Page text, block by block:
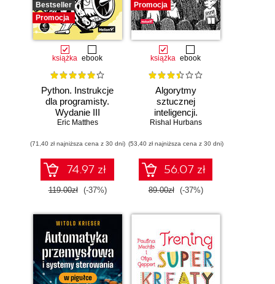
Bestseller
Promocja
książka ebook
Python. Instrukcje
dla programisty.
Wydanie III
Eric Matthes
(71,40 zł najniższa cena z 30 dni)
74.97 zł
119.00zł (-37%)
Promocja
książka ebook
Algorytmy
sztucznej
inteligencji.
Ilustrowany
Rishal Hurbans
(53,40 zł najniższa cena z 30 dni)
56.07 zł
89.00zł (-37%)